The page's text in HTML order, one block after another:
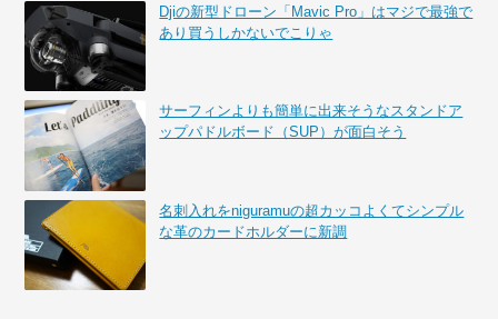
Djiの新型ドローン「Mavic Pro」はマジで最強で
あり買うしかないでこりゃ
サーフィンよりも簡単に出来そうなスタンドア
ップパドルボード（SUP）が面白そう
名刺入れをniguramuの超カッコよくてシンプル
な革のカードホルダーに新調